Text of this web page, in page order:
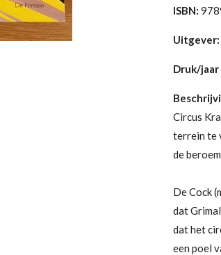
ISBN:
Uitgever:
Druk/
Circus
terrein te
de
De Cock
dat
dat het
een poel